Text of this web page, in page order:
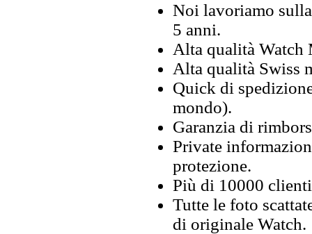
Noi lavoriamo
5 anni.
Alta qualità Watch
Alta qualità Swiss
Quick di
mondo).
Garanzia di
Private
protezione.
Più di 10000
Tutte le foto
di originale Watch.